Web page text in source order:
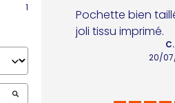
1
Pochette bien
joli tissu imprimé.
20/